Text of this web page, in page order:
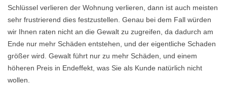
Schlüssel verlieren der Wohnung verlieren, dann ist auch meisten
sehr frustrierend dies festzustellen. Genau bei dem Fall würden
wir Ihnen raten nicht an die Gewalt zu zugreifen, da dadurch am
Ende nur mehr Schäden entstehen, und der eigentliche Schaden
größer wird. Gewalt führt nur zu mehr Schäden, und einem
höheren Preis in Endeffekt, was Sie als Kunde natürlich nicht
wollen.